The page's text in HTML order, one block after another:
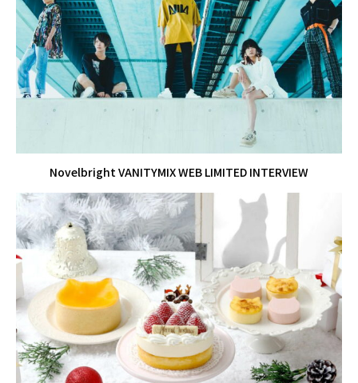
Novelbright VANITYMIX WEB LIMITED INTERVIEW